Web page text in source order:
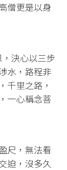
僧更是以身
決心以三步
水，路程非
千里之路，
一心稱念菩
尺，無法看
迫，沒多久